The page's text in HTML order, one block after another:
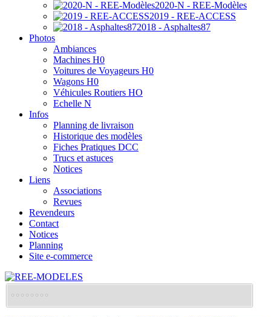
2020-N - REE-Modèles
2019 - REE-ACCESS
2018 - Asphaltes87
Photos
Ambiances
Machines H0
Voitures de Voyageurs H0
Wagons H0
Véhicules Routiers HO
Echelle N
Infos
Planning de livraison
Historique des modèles
Fiches Pratiques DCC
Trucs et astuces
Notices
Liens
Associations
Revues
Revendeurs
Contact
Notices
Planning
Site e-commerce